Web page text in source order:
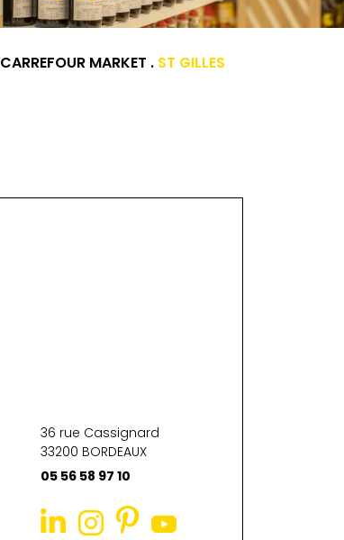
CARREFOUR MARKET . ST GILLES
36 rue Cassignard
33200 BORDEAUX
05 56 58 97 10